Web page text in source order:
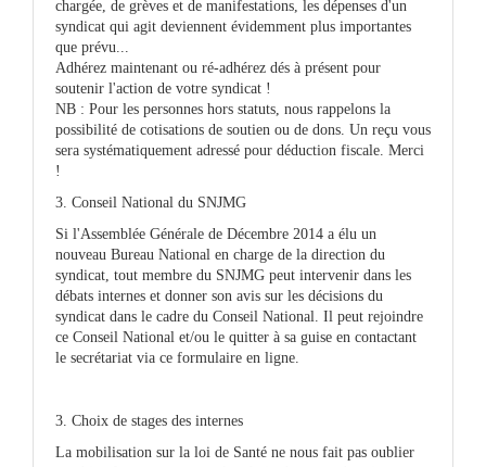
chargée, de grèves et de manifestations, les dépenses d'un
syndicat qui agit deviennent évidemment plus importantes
que prévu...
Adhérez maintenant ou ré-adhérez dés à présent pour
soutenir l'action de votre syndicat !
NB : Pour les personnes hors statuts, nous rappelons la
possibilité de cotisations de soutien ou de dons. Un reçu vous
sera systématiquement adressé pour déduction fiscale. Merci
!
3. Conseil National du SNJMG
Si l'Assemblée Générale de Décembre 2014 a élu un
nouveau Bureau National en charge de la direction du
syndicat, tout membre du SNJMG peut intervenir dans les
débats internes et donner son avis sur les décisions du
syndicat dans le cadre du Conseil National. Il peut rejoindre
ce Conseil National et/ou le quitter à sa guise en contactant
le secrétariat via ce formulaire en ligne.
3. Choix de stages des internes
La mobilisation sur la loi de Santé ne nous fait pas oublier